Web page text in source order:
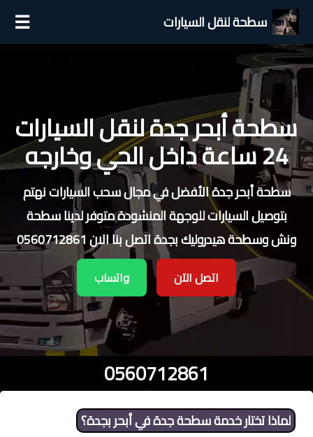
سطحة لنقل السيارات ☰
سطحة أبحر جدة لنقل السيارات
24 ساعة داخل الحي وخارجه
سطحة أبحر جدة الأفضل في مجال سحب السيارات نهتم
بتوصيل السيارات للوجهة المنشودة متوفر لدينا سطحة
ونش وسطحة هيدروليك بجدة اتصل بنا الان 0560712861
اتصل الآن واتساب
0560712861
لماذا تختار خدمةسطحة جدة في أبحربجدة؟